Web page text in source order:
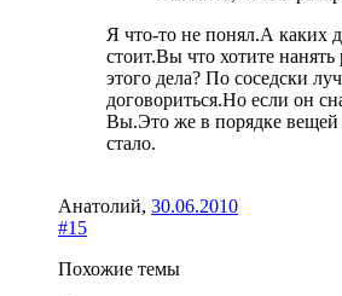
Я что-то не понял.А каких
стоит.Вы что хотите нанять
этого дела? По соседски
договориться.Но если он
Вы.Это же в порядке вещей
стало.
Анатолий, 30.06.2010
#15
Похожие темы